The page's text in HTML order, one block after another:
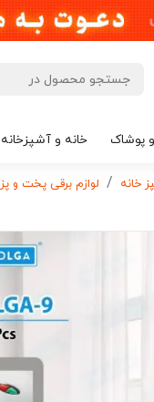
پوشاک خانه و آشپزخانه
خانه لوازم برقی پخت و پز